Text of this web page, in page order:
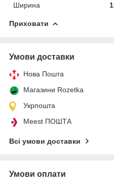
Ширина
Приховати
Умови доставки
Нова Пошта
Магазини Rozetka
Укрпошта
Meest ПОШТА
Всі умови доставки
Умови оплати